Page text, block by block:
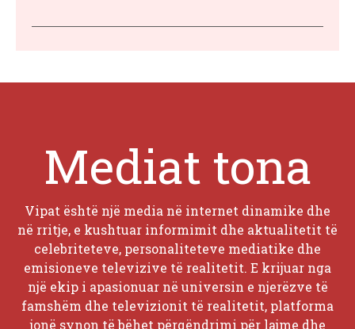
Mediat tona
Vipat është një media në internet dinamike dhe
në rritje, e kushtuar informimit dhe aktualitetit të
celebriteteve, personaliteteve mediatike dhe
emisioneve televizive të realitetit. E krijuar nga
një ekip i apasionuar në universin e njerëzve të
famshëm dhe televizionit të realitetit, platforma
jonë synon të bëhet përqëndrimi për lajme dhe